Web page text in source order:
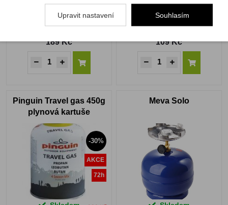
189 Kč 109 Kč
Pinguin Travel gas 450g
plynová kartuše
-30%
AKCE
72h
Meva Solo
Upravit nastavení Souhlasím